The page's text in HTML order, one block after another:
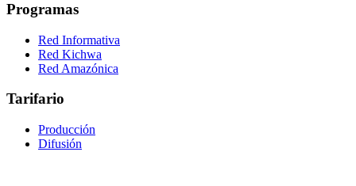
Programas
Red Informativa
Red Kichwa
Red Amazónica
Tarifario
Producción
Difusión